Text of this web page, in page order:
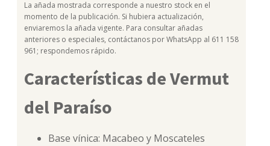
La añada mostrada corresponde a nuestro stock en el
momento de la publicación. Si hubiera actualización,
enviaremos la añada vigente. Para consultar añadas
anteriores o especiales, contáctanos por WhatsApp al 611 158
961; respondemos rápido.
Características de Vermut
del Paraíso
Base vínica: Macabeo y Moscateles